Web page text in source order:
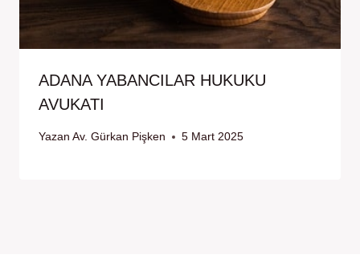
ADANA YABANCILAR HUKUKU
AVUKATI
Yazan Av. Gürkan Pişken 5 Mart 2025